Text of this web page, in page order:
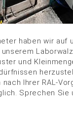
haben wir auf
und
Ihrer RAL-
Sprechen Sie